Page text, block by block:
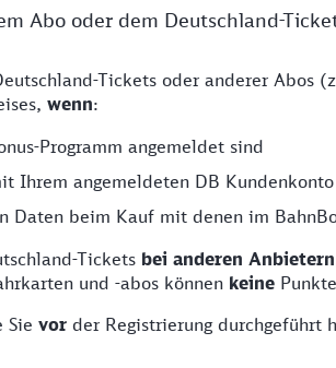
Abo oder dem Deutschland-
Tickets oder anderer Abos
wenn:
Programm angemeldet sind
Ihrem angemeldeten DB
Daten beim Kauf mit denen im
Tickets bei anderen Anbietern
und -abos können keine
Sie vor der Registrierung durchgeführt